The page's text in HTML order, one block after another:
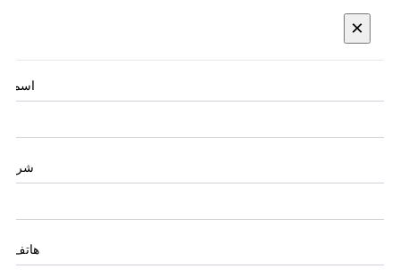
×
اسم
شركة
هاتف